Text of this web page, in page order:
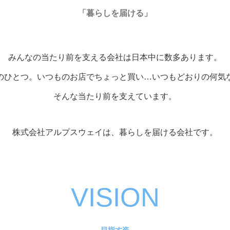
「暮らしを届ける」
みんなの当たり前を支える会社は 日本中に数多あります。
とつ。 いつものお店でちょっと買い…いつもどおりの何気
そんな当たり前を支えています。
株式会社アルプスウェイは、 暮らしを届ける会社です。
VISION